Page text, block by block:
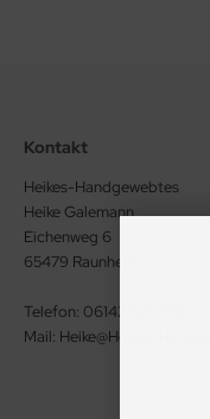
Kontakt
Heikes-Handgewebtes
Heike Galemann
Eichenweg 6
65479 Raunheim
Telefon: 06142 926386
Mail: Heike@Heikes-